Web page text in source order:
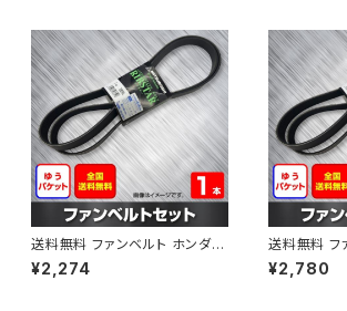
送料無料 ファンベルト ホンダ フ
ィット 型式GE6 H19.10～H25.
09 （国内トップメーカー） 1本 H
¥2,274
送料無料 フ
ペーシア
～H30.02 （
¥2,780